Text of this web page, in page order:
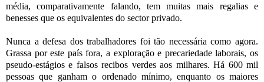
média, comparativamente falando, tem muitas mais regalias e
benesses que os equivalentes do sector privado.
Nunca a defesa dos trabalhadores foi tão necessária como agora.
Grassa por este país fora, a exploração e precariedade laborais, os
pseudo-estágios e falsos recibos verdes aos milhares. Há 600 mil
pessoas que ganham o ordenado mínimo, enquanto os maiores